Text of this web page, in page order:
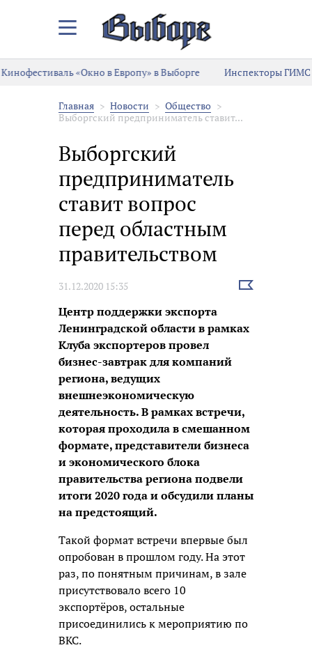
Закрыть/
меню
Кинофестиваль «Окно в Европу» в Выборге
Инспекторы ГИМС
Главная Новости
Общество
Выборгский предприниматель ставит...
Выборгский
предприниматель
ставит вопрос
перед областным
правительством
31.12.2020 15:35
Выбрать
Центр поддержки экспорта
Ленинградской области в рамках
Клуба экспортеров провел
бизнес-завтрак для компаний
региона, ведущих
внешнеэкономическую
деятельность. В рамках встречи,
которая проходила в смешанном
формате, представители бизнеса
и экономического блока
правительства региона подвели
итоги 2020 года и обсудили планы
на предстоящий.
Такой формат встречи впервые был
опробован в прошлом году. На этот
раз, по понятным причинам, в зале
присутствовало всего 10
экспортёров, остальные
присоединились к мероприятию по
ВКС.